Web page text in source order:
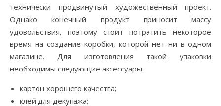
технически продвинутый художественный проект.
Однако конечный продукт приносит массу
удовольствия, поэтому стоит потратить некоторое
время на создание коробки, которой нет ни в одном
магазине. Для изготовления такой упаковки
необходимы следующие аксессуары:
картон хорошего качества;
клей для декупажа;